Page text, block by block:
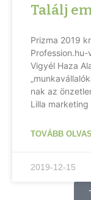
Találj
Prizma 2019
Vigyél Haza
nak az
Lilla
TOVÁBB
2019-12-15